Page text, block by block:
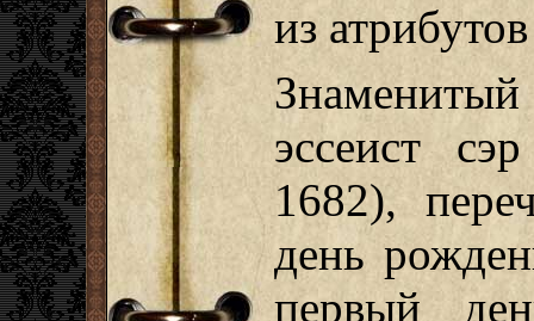
из
эссеист
1682),
день
первый